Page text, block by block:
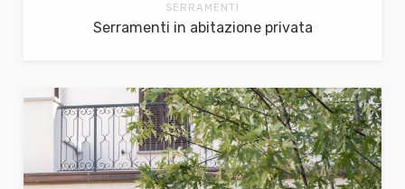
SERRAMENTI
Serramenti in abitazione privata